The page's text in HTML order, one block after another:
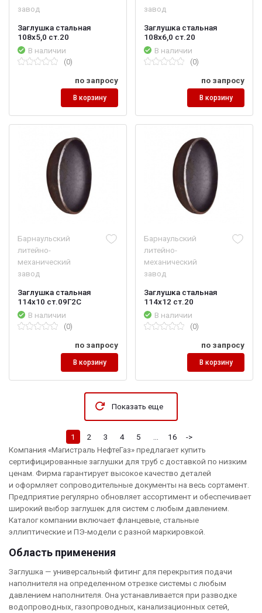
завод
Заглушка стальная
108х5,0 ст.20
В наличии
(0)
по запросу
В корзину
завод
Заглушка стальная
108х6,0 ст.20
В наличии
(0)
по запросу
В корзину
Барнаульский
литейно-
механический
завод
Заглушка стальная
114х10 ст.09Г2С
В наличии
(0)
по запросу
В корзину
Барнаульский
литейно-
механический
завод
Заглушка стальная
114х12 ст.20
В наличии
(0)
по запросу
В корзину
Показать еще
1 2 3 4 5 16
->
Компания «Магистраль НефтеГаз» предлагает купить
сертифицированные заглушки для труб с доставкой по низким
ценам. Фирма гарантирует высокое качество деталей
и оформляет сопроводительные документы на весь сортамент.
Предприятие регулярно обновляет ассортимент и обеспечивает
широкий выбор заглушек для систем с любым давлением.
Каталог компании включает фланцевые, стальные
эллиптические и ПЭ-модели с разной маркировкой.
Область применения
Заглушка — универсальный фитинг для перекрытия подачи
наполнителя на определенном отрезке системы с любым
давлением наполнителя. Она устанавливается при разводке
водопроводных, газопроводных, канализационных сетей,